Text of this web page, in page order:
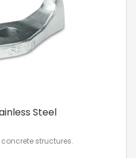
Steel
structures.